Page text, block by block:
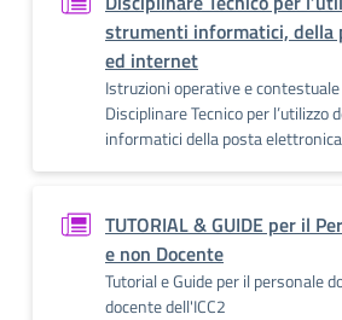
strumenti informatici, della
ed internet
Istruzioni operative e
Disciplinare Tecnico per l’utilizzo
informatici della posta
TUTORIAL & GUIDE per il
e non Docente
Tutorial e Guide per il personale
docente dell'ICC2